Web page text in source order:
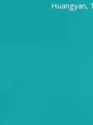
Huangyan,